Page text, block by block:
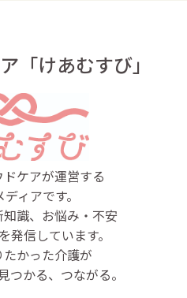
「けあむすび」
ケアが運営する
ィアです。
識、お悩み・不安
発信しています。
かった介護が
つかる、つながる。